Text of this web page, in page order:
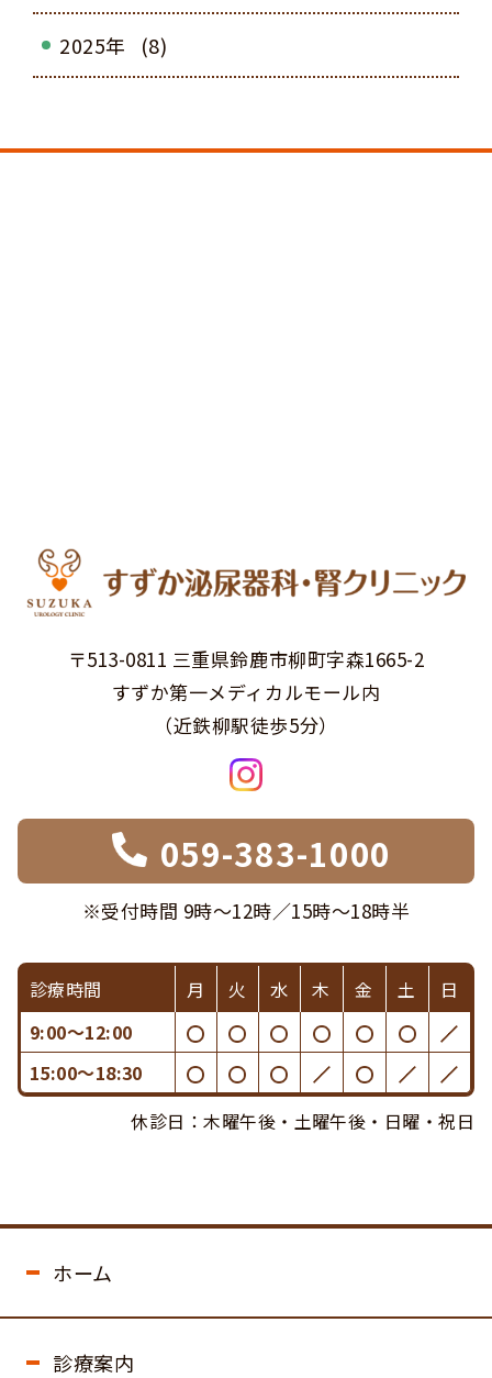
2025年 (8)
〒513-0811 三重県鈴鹿市柳町字森1665-2
すずか第一メディカルモール内
（近鉄柳駅徒歩5分）
059-383-1000
※受付時間 9時〜12時／15時〜18時半
診療時間 月 火 水 木 金 土
日
9:00〜12:00
15:00〜18:30
休診日：木曜午後・土曜午後・日曜・祝日
ホーム
診療案内